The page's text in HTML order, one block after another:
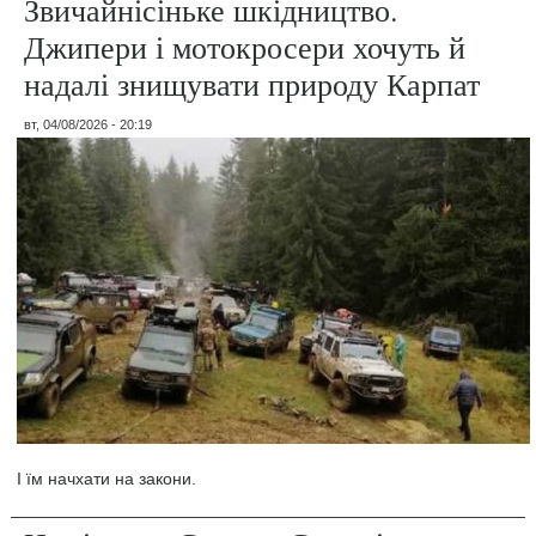
Звичайнісіньке шкідництво.
Джипери і мотокросери хочуть й
надалі знищувати природу Карпат
вт, 04/08/2026 - 20:19
І їм начхати на закони.